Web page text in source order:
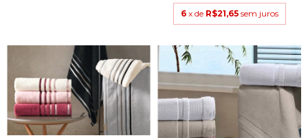
6 x de R$21,65 sem juros